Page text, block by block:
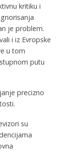
kritiku i
je problem.
i iz Evropske
u tom
putu
precizno
su